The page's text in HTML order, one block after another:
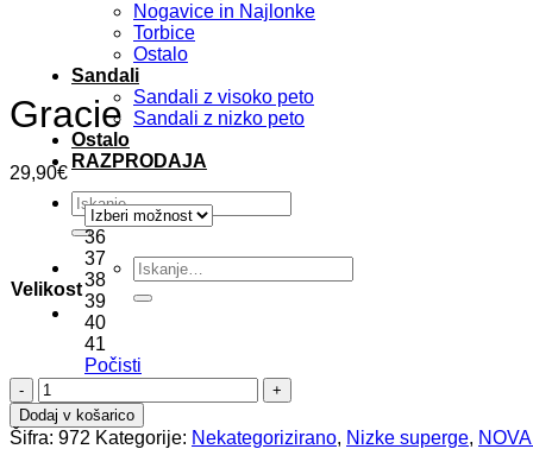
Nogavice in Najlonke
Torbice
Ostalo
Sandali
Sandali z visoko peto
Sandali z nizko peto
Ostalo
RAZPRODAJA
Išči:
Išči:
Gracie
29,90€
Velikost
36
37
38
39
40
41
Počisti
Gracie
količina
Dodaj v košarico
Šifra: 972 Kategorije: Nekategorizirano, Nizke superge,